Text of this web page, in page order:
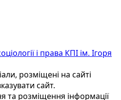
і права КПІ ім. Ігоря
розміщені на сайті
сайт.
та розміщення інформації